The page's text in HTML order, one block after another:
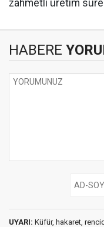
zahmetli üretim
HABERE
UYARI: Küfür, hakaret,